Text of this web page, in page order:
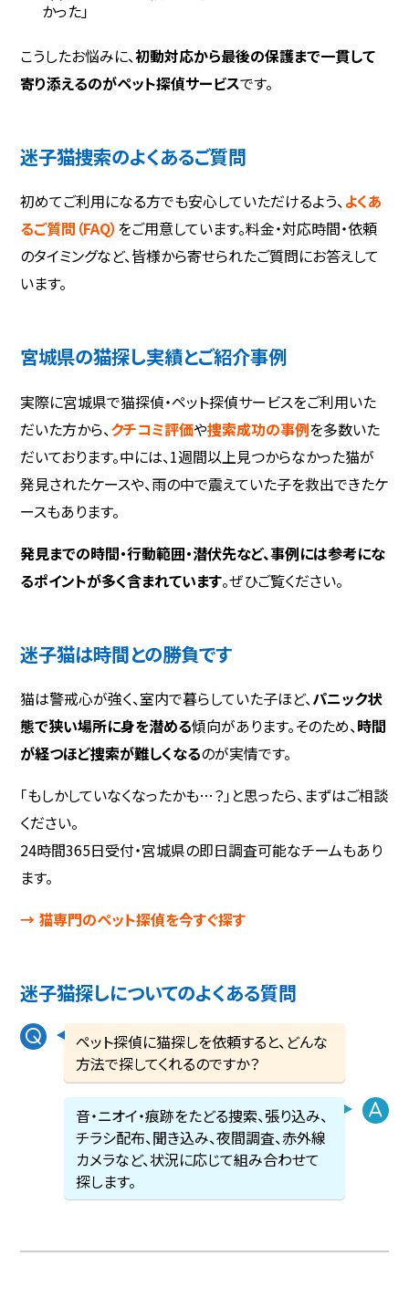
かった」
こうしたお悩みに、初動対応から最後の保護まで一貫して
寄り添えるのがペット探偵サービスです。
迷子猫捜索のよくあるご質問
初めてご利用になる方でも安心していただけるよう、よくあ
るご質問（FAQ） をご用意しています。料金・対応時間・依頼
のタイミングなど、皆様から寄せられたご質問にお答えして
います。
宮城県の猫探し実績とご紹介事例
実際に宮城県で猫探偵・ペット探偵サービスをご利用いた
だいた方から、クチコミ評価や捜索成功の事例を多数いた
だいております。中には、1週間以上見つからなかった猫が
発見されたケースや、雨の中で震えていた子を救出できたケ
ースもあります。
発見までの時間・行動範囲・潜伏先など、事例には参考にな
るポイントが多く含まれています。ぜひご覧ください。
迷子猫は時間との勝負です
猫は警戒心が強く、室内で暮らしていた子ほど、パニック状
態で狭い場所に身を潜める傾向があります。そのため、時間
が経つほど捜索が難しくなるのが実情です。
「もしかしていなくなったかも…？」と思ったら、まずはご相談
ください。
24時間365日受付・宮城県の即日調査可能なチームもあり
ます。
→ 猫専門のペット探偵を今すぐ探す
迷子猫探しについてのよくある質問
ペット探偵に猫探しを依頼すると、どんな
方法で探してくれるのですか？
音・ニオイ・痕跡をたどる捜索、張り込み、
チラシ配布、聞き込み、夜間調査、赤外線
カメラなど、状況に応じて組み合わせて
探します。